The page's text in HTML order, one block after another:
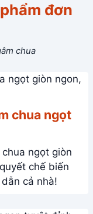
đơn
chua
chua ngọt
ngọt giòn
cả nhà!